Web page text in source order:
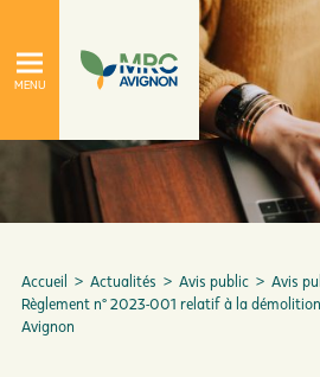
Accueil > Actualités > Avis public > Avis
Règlement n° 2023-001 relatif à la
Avignon